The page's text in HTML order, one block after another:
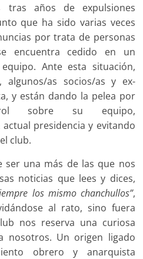
tras años de expulsiones
que ha sido varias veces
por trata de personas
encuentra cedido en un
Ante esta situación,
as socios/as y ex-
y están dando la pelea por
sobre su equipo,
presidencia y evitando
club.
ser una más de las que nos
noticias que lees y dices,
los mismo chanchullos”,
al rato, sino fuera
nos reserva una curiosa
nosotros. Un origen ligado
obrero y anarquista